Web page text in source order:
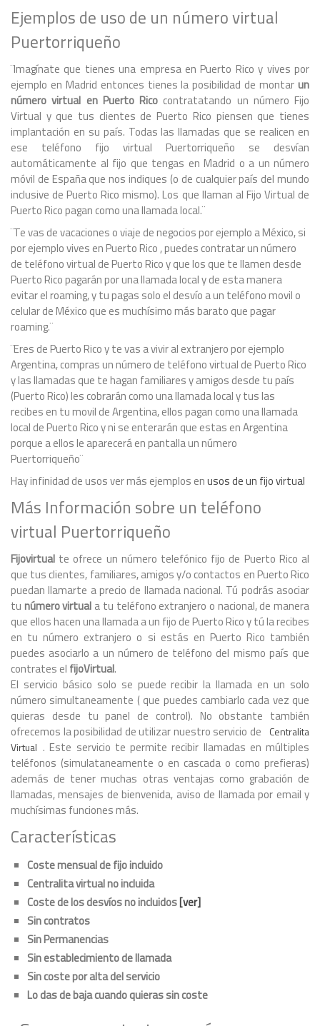
Ejemplos de uso de un número virtual
Puertorriqueño
¨Imagínate que tienes una empresa en Puerto Rico y vives por
ejemplo en Madrid entonces tienes la posibilidad de montar un
número virtual en Puerto Rico contratatando un número Fijo
Virtual y que tus clientes de Puerto Rico piensen que tienes
implantación en su país. Todas las llamadas que se realicen en
ese teléfono fijo virtual Puertorriqueño se desvían
automáticamente al fijo que tengas en Madrid o a un número
móvil de España que nos indiques (o de cualquier país del mundo
inclusive de Puerto Rico mismo). Los que llaman al Fijo Virtual de
Puerto Rico pagan como una llamada local.¨
¨Te vas de vacaciones o viaje de negocios por ejemplo a México, si
por ejemplo vives en Puerto Rico , puedes contratar un número
de teléfono virtual de Puerto Rico y que los que te llamen desde
Puerto Rico pagarán por una llamada local y de esta manera
evitar el roaming, y tu pagas solo el desvío a un teléfono movil o
celular de México que es muchísimo más barato que pagar
roaming.¨
¨Eres de Puerto Rico y te vas a vivir al extranjero por ejemplo
Argentina, compras un número de teléfono virtual de Puerto Rico
y las llamadas que te hagan familiares y amigos desde tu país
(Puerto Rico) les cobrarán como una llamada local y tus las
recibes en tu movil de Argentina, ellos pagan como una llamada
local de Puerto Rico y ni se enterarán que estas en Argentina
porque a ellos le aparecerá en pantalla un número
Puertorriqueño¨
Hay infinidad de usos ver más ejemplos enusos de un fijo virtual
Más Información sobre un teléfono
virtual Puertorriqueño
Fijovirtual te ofrece un número telefónico fijo de Puerto Rico al
que tus clientes, familiares, amigos y/o contactos en Puerto Rico
puedan llamarte a precio de llamada nacional. Tú podrás asociar
tu número virtual a tu teléfono extranjero o nacional, de manera
que ellos hacen una llamada a un fijo de Puerto Rico y tú la recibes
en tu número extranjero o si estás en Puerto Rico también
puedes asociarlo a un número de teléfono del mismo país que
contrates el fijoVirtual.
El servicio básico solo se puede recibir la llamada en un solo
número simultaneamente ( que puedes cambiarlo cada vez que
quieras desde tu panel de control). No obstante también
ofrecemos la posibilidad de utilizar nuestro servicio de
Centralita
Virtual . Este servicio te permite recibir llamadas en múltiples
teléfonos (simulataneamente o en cascada o como prefieras)
además de tener muchas otras ventajas como grabación de
llamadas, mensajes de bienvenida, aviso de llamada por email y
muchísimas funciones más.
Características
Coste mensual de fijo incluido
Centralita virtual no incluida
Coste de los desvíos no incluidos[ver]
Sin contratos
Sin Permanencias
Sin establecimiento de llamada
Sin coste por alta del servicio
Lo das de baja cuando quieras sin coste